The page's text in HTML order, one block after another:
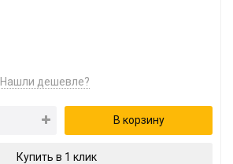
Нашли дешевле?
В корзину
Купить в 1 клик